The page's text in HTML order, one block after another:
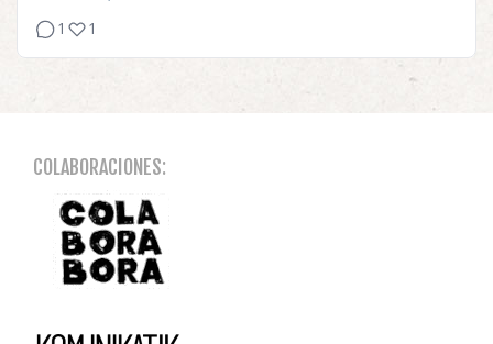
1
1
COLABORACIONES: